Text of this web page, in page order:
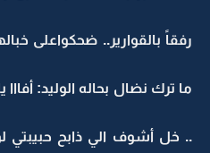
رفقاً بالقوارير.. ضحكواعلى
ما ترك نضال بحاله الوليد:
.. خل أشوف الي ذابح حبيبتي